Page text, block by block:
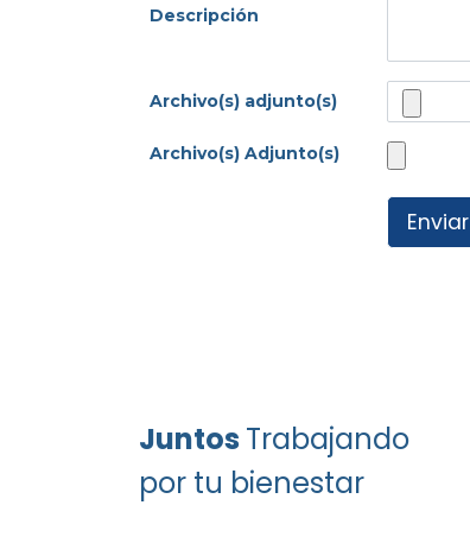
Descripción
Archivo(s) adjunto(s)
Archivo(s) Adjunto(s)
Enviar
Juntos Trabajando
por tu bienestar